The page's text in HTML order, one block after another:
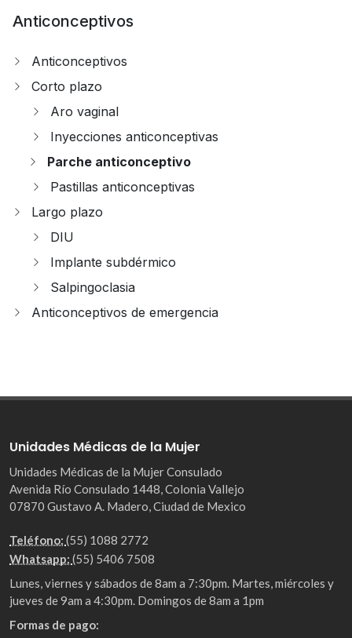
Anticonceptivos
Anticonceptivos
Corto plazo
Aro vaginal
Inyecciones anticonceptivas
Parche anticonceptivo
Pastillas anticonceptivas
Largo plazo
DIU
Implante subdérmico
Salpingoclasia
Anticonceptivos de emergencia
Unidades Médicas de la Mujer
Unidades Médicas de la Mujer Consulado
Avenida Río Consulado 1448, Colonia Vallejo
07870 Gustavo A. Madero, Ciudad de Mexico
Teléfono: (55) 1088 2772
Whatsapp: (55) 5406 7508
Lunes, viernes y sábados de 8am a 7:30pm. Martes, miércoles y
jueves de 9am a 4:30pm. Domingos de 8am a 1pm
Formas de pago: